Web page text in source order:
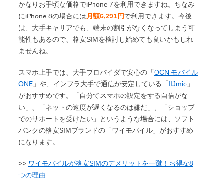
かなりお手頃な価格でiPhone 7を利用できますね。ちなみ
にiPhone 8の場合には月額6,291円で利用できます。今後
は、大手キャリアでも、端末の割引がなくなってしまう可
能性もあるので、格安SIMを検討し始めても良いかもしれ
ませんね。
スマホ上手では、大手プロバイダで安心の「OCN モバイル
ONE 」や、インフラ大手で通信が安定している「IIJmio 」
がおすすめです。「自分でスマホの設定をする自信がな
い」、「ネットの速度が遅くなるのは嫌だ」、「ショップ
でのサポートを受けたい」というような場合には、ソフト
バンクの格安SIMブランドの「ワイモバイル」がおすすめ
になります。
>> ワイモバイルが格安SIMのデメリットを一蹴！お得な8
つの理由